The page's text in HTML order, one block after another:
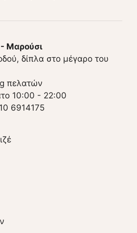
Μαρούσι
δίπλα στο μέγαρο του
πελατών
10:00 - 22:00
6914175